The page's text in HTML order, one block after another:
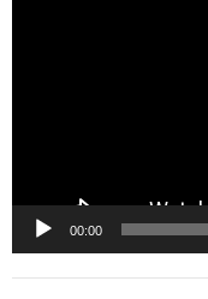
00:00